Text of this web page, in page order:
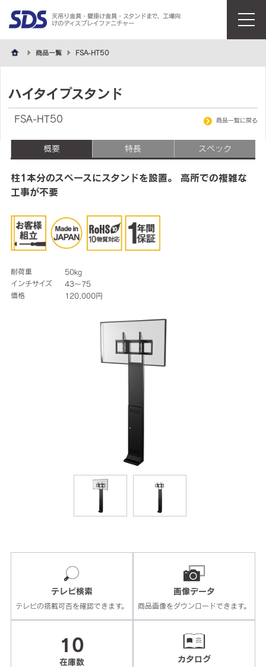
天吊り金具・壁掛け金具・スタンドまで、工場向
けのディスプレイファニチャー
menu
商品一覧 FSA-HT50
ハイタイプスタンド
FSA-HT50 商品一覧に戻る
概要 特長 スペック
柱1本分のスペースにスタンドを設置。 高所での複雑な
工事が不要
耐荷重
50kg
インチサイズ
43～75
価格
120,000円
テレビ検索
テレビの搭載可否を確認できます。
画像データ
商品画像をダウンロードできます。
10
在庫数 カタログ